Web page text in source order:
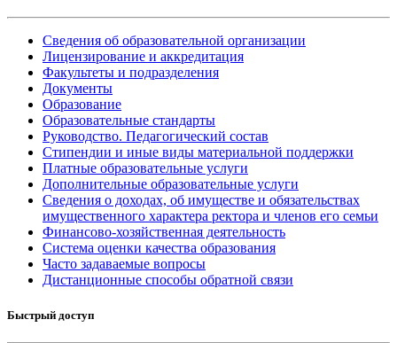
Сведения об образовательной организации
Лицензирование и аккредитация
Факультеты и подразделения
Документы
Образование
Образовательные стандарты
Руководство. Педагогический состав
Стипендии и иные виды материальной поддержки
Платные образовательные услуги
Дополнительные образовательные услуги
Сведения о доходах, об имуществе и обязательствах
имущественного характера ректора и членов его семьи
Финансово-хозяйственная деятельность
Система оценки качества образования
Часто задаваемые вопросы
Дистанционные способы обратной связи
Быстрый доступ